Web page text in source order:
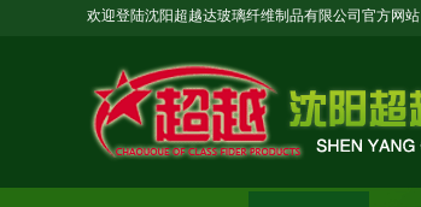
欢迎登陆沈阳超越达玻璃纤维制品有限公司官方网站